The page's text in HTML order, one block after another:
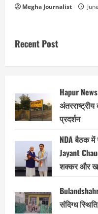
Megha Journalist
Recent Post
Hapur
प्रदर्शन
NDA बैठक में
Jayant
शक्कर और
संदिग्ध